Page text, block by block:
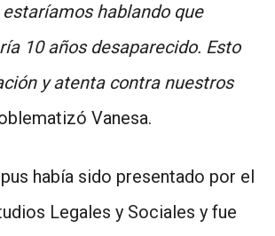
hablando que
10 años desaparecido. Esto
y atenta contra nuestros
Vanesa.
había sido presentado por el
Legales y Sociales y fue